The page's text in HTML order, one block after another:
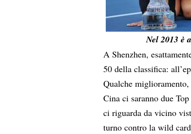
Nel 2013 è
A Shenzhen,
50 della classifica:
Qualche
Cina ci saranno due
ci riguarda da vicino
turno contro la wild